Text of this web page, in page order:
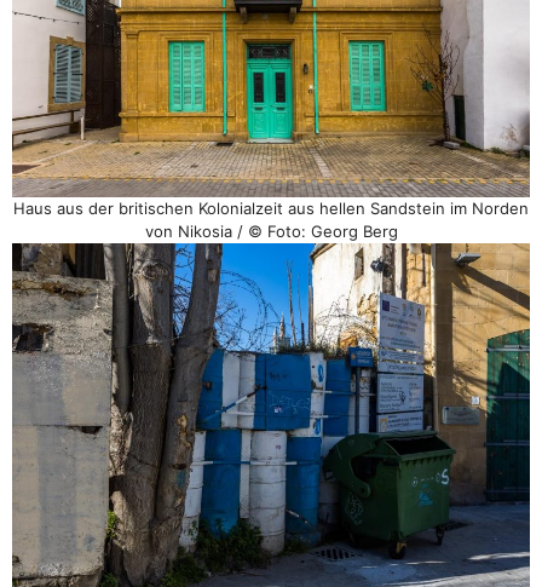
Haus aus der britischen Kolonialzeit aus hellen Sandstein im Norden
von Nikosia / © Foto: Georg Berg